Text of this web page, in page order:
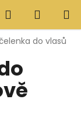
Hledat
KOŠÍK
do vlasů